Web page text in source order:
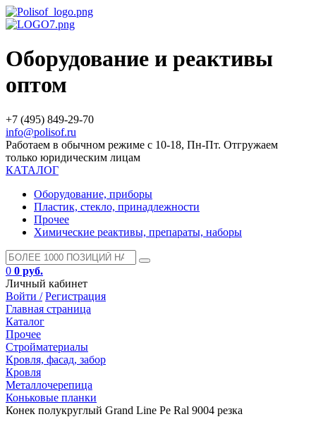
Оборудование и реактивы
оптом
+7 (495) 849-29-70
info@polisof.ru
Работаем в обычном режиме с 10-18, Пн-Пт. Отгружаем
только юридическим лицам
КАТАЛОГ
Оборудование, приборы
Пластик, стекло, принадлежности
Прочее
Химические реактивы, препараты, наборы
0 0 руб.
Личный кабинет
Войти / Регистрация
Главная страница
Каталог
Прочее
Стройматериалы
Кровля, фасад, забор
Кровля
Металлочерепица
Коньковые планки
Конек полукруглый Grand Line Pe Ral 9004 резка